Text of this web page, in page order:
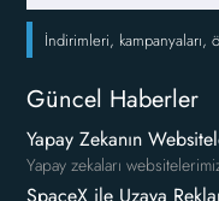
İndirimleri, kampanyaları,
Güncel Haberler
Yapay Zekanın
Yapay zekaları